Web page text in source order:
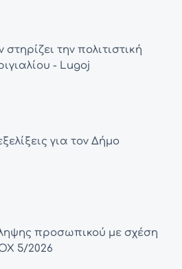
την πολιτιστική
- Lugoj
για τον Δήμο
προσωπικού με σχέση
5/2026